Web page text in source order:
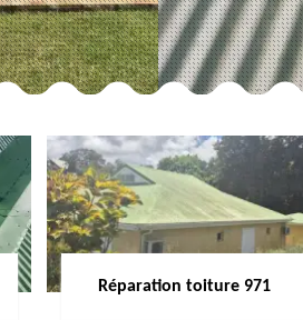
Réparation toiture 971